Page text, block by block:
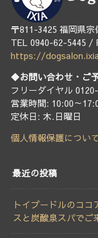
〒811-3425 福岡県
TEL 0940-62-5445 /
https://
◆お問い合わせ・ご
フリーダイヤル
営業時間: 10:00～
定休日: 木.日曜日
個人情報保護について
最近の投稿
トイプードルのコ
スと炭酸泉スパでご